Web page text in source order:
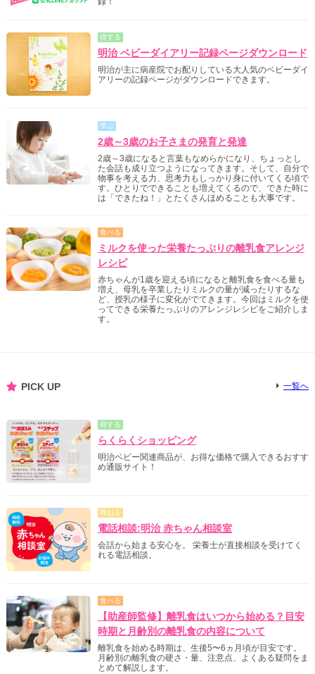
得する
明治 ベビーダイアリー記録ページダウンロード
明治が主に病産院でお配りしている大人気のベビーダイ
アリーの記録ページがダウンロードできます。
学ぶ
2歳～3歳のお子さまの発育と発達
2歳～3歳になると言葉もなめらかになり、ちょっとし
た会話も成り立つようになってきます。そして、自分で
物事を考える力、思考力もしっかり身に付いてくる頃で
す。ひとりでできることも増えてくるので、できた時に
は「できたね！」とたくさんほめることも大事です。
食べる
ミルクを使った栄養たっぷりの離乳食アレンジ
レシピ
赤ちゃんが1歳を迎える頃になると離乳食を食べる量も
増え、母乳を卒業したりミルクの量が減ったりするな
ど、授乳の様子に変化がでてきます。今回はミルクを使
ってできる栄養たっぷりのアレンジレシピをご紹介しま
す。
PICK UP 一覧へ
得する
らくらくショッピング
明治ベビー関連商品が、お得な価格で購入できるおすす
め通販サイト！
尋ねる
電話相談:明治 赤ちゃん相談室
会話から始まる安心を。 栄養士が直接相談を受けてく
れる電話相談。
食べる
【助産師監修】離乳食はいつから始める？目安
時期と月齢別の離乳食の内容について
離乳食を始める時期は、生後5〜6ヵ月頃が目安です。
月齢別の離乳食の硬さ・量、注意点、よくある疑問をま
とめて解説します。